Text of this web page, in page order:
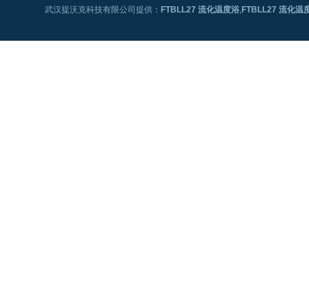
武汉提沃克科技有限公司提供： FTBLL27 流化温度浴,FTBLL27 流化温